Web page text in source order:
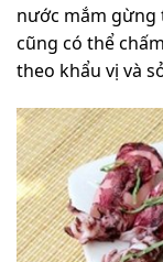
nước mắm gừng
cũng có thể
theo khẩu vị và